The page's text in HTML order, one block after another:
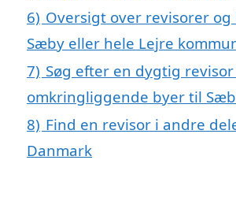
6) Oversigt over revisorer
Sæby eller hele Lejre
7) Søg efter en dygtig
omkringliggende byer til
8) Find en revisor i andre
Danmark